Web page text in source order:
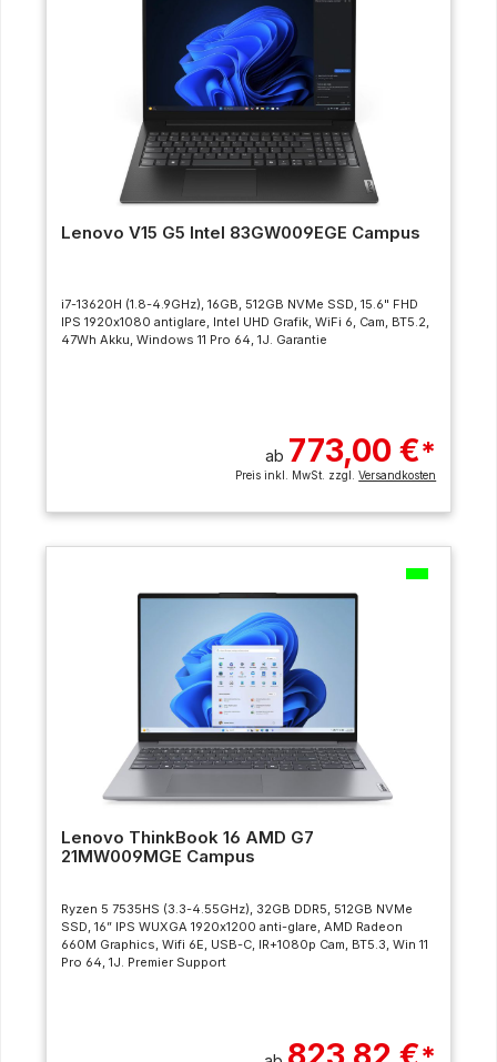
Lenovo V15 G5 Intel 83GW009EGE Campus
i7-13620H (1.8-4.9GHz), 16GB, 512GB NVMe SSD, 15.6" FHD
IPS 1920x1080 antiglare, Intel UHD Grafik, WiFi 6, Cam, BT5.2,
47Wh Akku, Windows 11 Pro 64, 1J. Garantie
ab 773,00 €*
Preis inkl. MwSt. zzgl.Versandkosten
Lenovo ThinkBook 16 AMD G7
21MW009MGE Campus
Ryzen 5 7535HS (3.3-4.55GHz), 32GB DDR5, 512GB NVMe
SSD, 16” IPS WUXGA 1920x1200 anti-glare, AMD Radeon
660M Graphics, Wifi 6E, USB-C, IR+1080p Cam, BT5.3, Win 11
Pro 64, 1J. Premier Support